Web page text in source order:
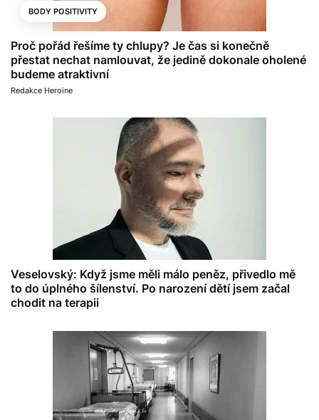
BODY POSITIVITY
Proč pořád řešíme ty chlupy? Je čas si konečně
přestat nechat namlouvat, že jedině dokonale oholené
budeme atraktivní
Redakce Heroine
Veselovský: Když jsme měli málo peněz, přivedlo mě
to do úplného šílenství. Po narození dětí jsem začal
chodit na terapii